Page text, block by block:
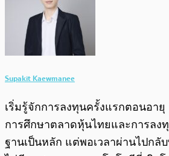
Supakit Kaewmanee
เริ่มรู้จักการลงทุนครั้งแรกตอนอายุ
การศึกษาตลาดหุ้นไทยและการลง
ฐานเป็นหลัก แต่พอเวลาผ่านไปกลั